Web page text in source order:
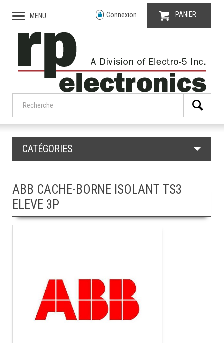
MENU Connexion PANIER
CATÉGORIES
ABB CACHE-BORNE ISOLANT TS3
ELEVE 3P